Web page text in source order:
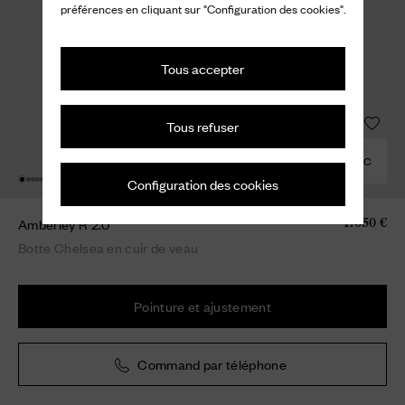
préférences en cliquant sur "Configuration des cookies".
Tous accepter
Tous refuser
Configuration des cookies
COMBINER AVEC
Amberley R 2.0
Botte Chelsea en cuir de veau
1.050 €
Pointure et ajustement
Command par téléphone